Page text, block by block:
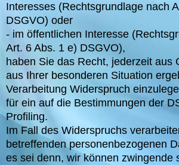
Interesses (Rechtsgrundlage nach
DSGVO) oder
- im öffentlichen Interesse
Art. 6 Abs. 1 e) DSGVO),
haben Sie das Recht, jederzeit aus
aus Ihrer besonderen Situation
Verarbeitung Widerspruch
für ein auf die Bestimmungen der
Profiling.
Im Fall des Widerspruchs
betreffenden personenbezogenen
es sei denn, wir können zwingende